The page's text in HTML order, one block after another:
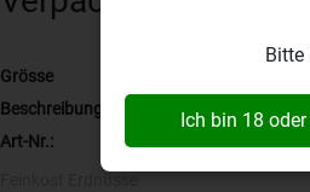
Bitte
Ich bin 18
Grösse
Beschreibung
Erdnüsse
Art-Nr.: